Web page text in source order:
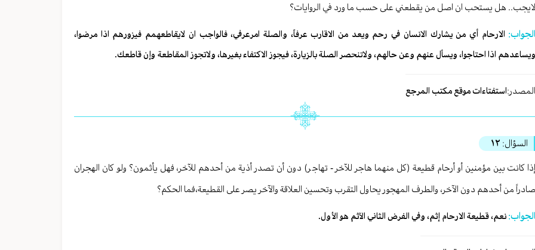
لايجب.. هل يستحب ان اصل من يقطعني على حسب ما ورد في الروايات؟
الجواب: الارحام أي من يشارك الانسان في رحم ويعد من الاقارب عرفاً، والصلة امرعرفي، فالواجب ان لايقاطعهمم فيزورهم اذا مرضوا،
ويساعدهم اذا احتاجوا، ويسأل عنهم وعن حالهم، ولاتنحصر الصلة بالزيارة، فيجوز الاكتفاء بغيرها، ولاتجوز المقاطعة وإن قاطعك.
المصدر:استفتاءات موقع مكتب المرجع
السؤال: ١٢
إذا كانت بين مؤمنين أو أرحام قطيعة (كل منهما هاجر للآخر - تهاجر) دون أن تصدر أذية من أحدهم للآخر، فهل يأثمون؟ ولو كان الهجران
صادراً من أحدهم دون الآخر، والطرف المهجور يحاول التقرب وتحسين العلاقة والآخر يصر على القطيعة،فما الحكم؟
الجواب: نعم، قطيعة الارحام إثم، وفي الفرض الثاني الآثم هو الأول.